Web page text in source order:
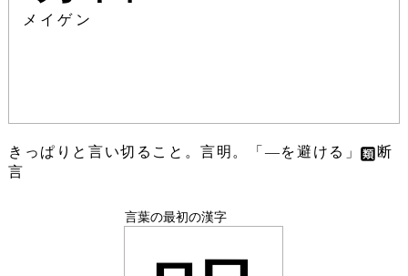
メイゲン
きっぱりと言い切ること。言明。「―を避ける」
断
言
言葉の最初の漢字